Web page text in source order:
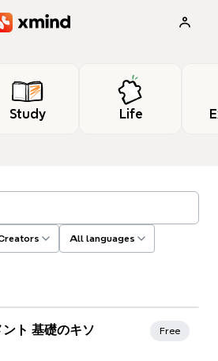
Study Life
All languages
ト 基礎のキソ Free